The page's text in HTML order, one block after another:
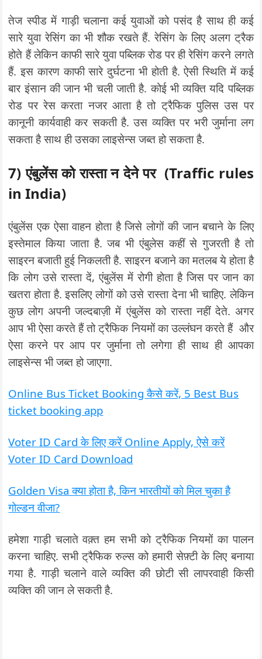
तेज स्पीड में गाड़ी चलाना कई युवाओं को पसंद है साथ ही कई
सारे युवा रेसिंग का भी शौक रखते हैं. रेसिंग के लिए अलग ट्रैक
होते हैं लेकिन काफी सारे युवा पब्लिक रोड पर ही रेसिंग करने लगते
हैं. इस कारण काफी सारे दुर्घटना भी होती है. ऐसी स्थिति में कई
बार इंसान की जान भी चली जाती है. कोई भी व्यक्ति यदि पब्लिक
रोड पर रेस करता नजर आता है तो ट्रैफिक पुलिस उस पर
कानूनी कार्यवाही कर सकती है. उस व्यक्ति पर भरी जुर्माना लग
सकता है साथ ही उसका लाइसेन्स जब्त हो सकता है.
7) एंबुलेंस को रास्ता न देने पर (Traffic rules
in India)
एंबुलेंस एक ऐसा वाहन होता है जिसे लोगों की जान बचाने के लिए
इस्तेमाल किया जाता है. जब भी एंबुलेस कहीं से गुजरती है तो
साइरन बजाती हुई निकलती है. साइरन बजाने का मतलब ये होता है
कि लोग उसे रास्ता दें, एंबुलेंस में रोगी होता है जिस पर जान का
खतरा होता है. इसलिए लोगों को उसे रास्ता देना भी चाहिए. लेकिन
कुछ लोग अपनी जल्दबाज़ी में एंबुलेंस को रास्ता नहीं देते. अगर
आप भी ऐसा करते हैं तो ट्रैफिक नियमों का उल्लंघन करते हैं और
ऐसा करने पर आप पर जुर्माना तो लगेगा ही साथ ही आपका
लाइसेन्स भी जब्त हो जाएगा.
Online Bus Ticket Booking कैसे करें, 5 Best Bus
ticket booking app
Voter ID Card के लिए करें Online Apply, ऐसे करें
Voter ID Card Download
Golden Visa क्या होता है, किन भारतीयों को मिल चुका है
गोल्डन वीजा?
हमेशा गाड़ी चलाते वक़्त हम सभी को ट्रैफिक नियमों का पालन
करना चाहिए. सभी ट्रैफिक रुल्स को हमारी सेफ़्टी के लिए बनाया
गया है. गाड़ी चलाने वाले व्यक्ति की छोटी सी लापरवाही किसी
व्यक्ति की जान ले सकती है.